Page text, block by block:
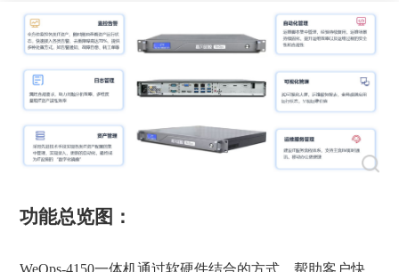
功能总览图：
WeOps-4150一体机通过软硬件结合的方式，帮助客户快